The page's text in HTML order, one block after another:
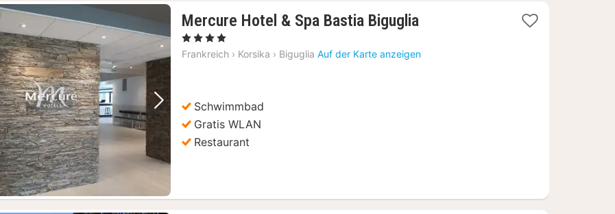
Vorheriges Bild Nächstes Bild
Mercure Hotel & Spa Bastia Biguglia
ab
, 4 Sterne
Frankreich › Korsika › Biguglia Auf der Karte anzeigen
Schwimmbad
Gratis WLAN
Restaurant